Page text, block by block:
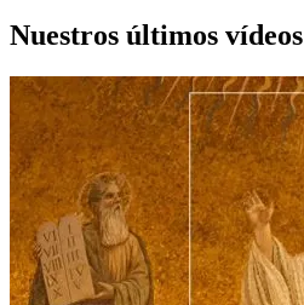
Nuestros últimos vídeos